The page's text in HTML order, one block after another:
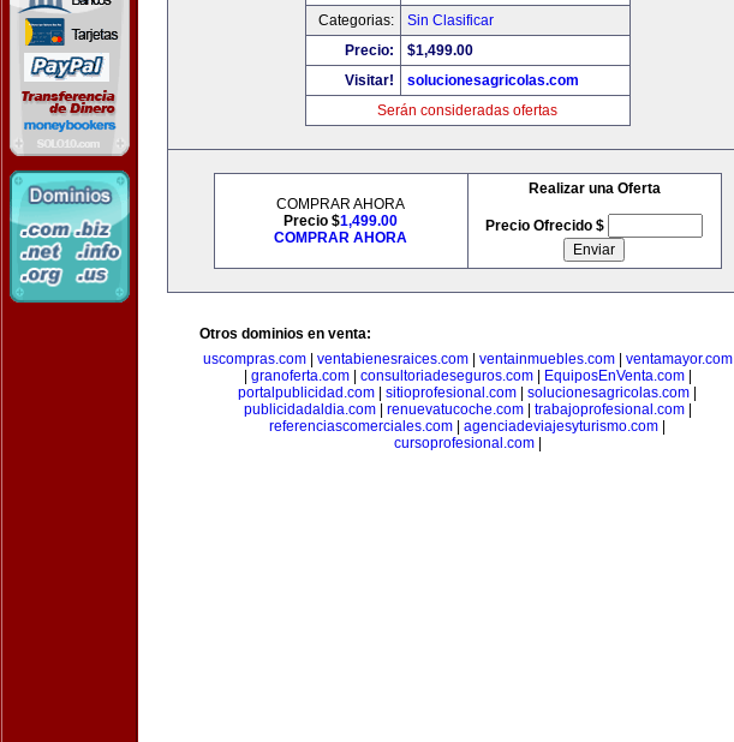
Categorias:
Sin Clasificar
Precio:
$1,499.00
Visitar!
solucionesagricolas.com
Serán consideradas ofertas
COMPRAR AHORA
Precio $1,499.00
COMPRAR AHORA
Realizar una Oferta
Precio Ofrecido $
Otros dominios en venta:
uscompras.com| ventabienesraices.com| ventainmuebles.com| ventamayor.com
granoferta.com| consultoriadeseguros.com| EquiposEnVenta.com|
portalpublicidad.com
sitioprofesional.com solucionesagricolas.com
publicidadaldia.com| renuevatucoche.com| trabajoprofesional.com|
referenciascomerciales.com
agenciadeviajesyturismo.com
cursoprofesional.com|